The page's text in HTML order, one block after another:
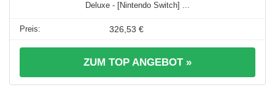
Deluxe - [Nintendo Switch] ...
326,53 €
ZUM TOP ANGEBOT »